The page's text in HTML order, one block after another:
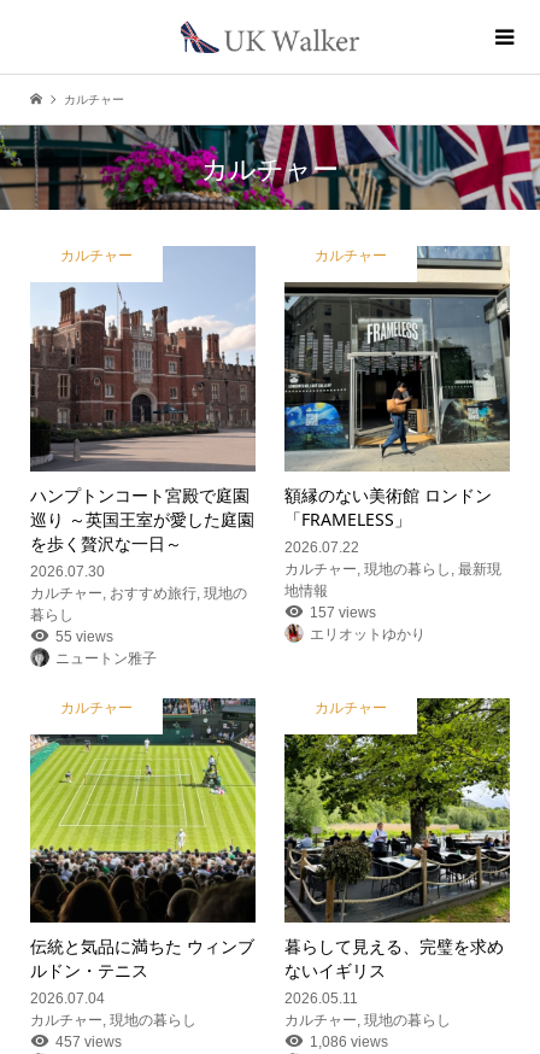
カルチャー
カルチャー
カルチャー
ハンプトンコート宮殿で庭園
巡り ～英国王室が愛した庭園
を歩く贅沢な一日～
2026.07.30
カルチャー おすすめ旅行, 現地の
暮らし
55 views
ニュートン雅子
カルチャー
額縁のない美術館 ロンドン
「FRAMELESS」
2026.07.22
カルチャー ,現地の暮らし ,最新現
地情報
157 views
エリオットゆかり
カルチャー
伝統と気品に満ちた ウィンブ
ルドン・テニス
2026.07.04
カルチャー, 現地の暮らし
457 views
カルチャー
暮らして見える、完璧を求め
ないイギリス
2026.05.11
カルチャー,現地の暮らし
1,086 views